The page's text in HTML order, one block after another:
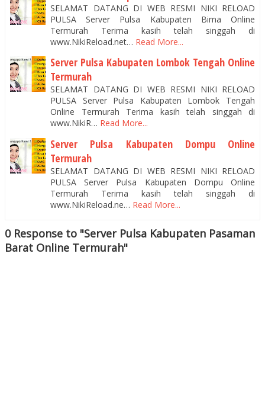
SELAMAT DATANG DI WEB RESMI NIKI RELOAD
PULSA Server Pulsa Kabupaten Bima Online
Termurah Terima kasih telah singgah di
www.NikiReload.net… Read More...
Server Pulsa Kabupaten Lombok Tengah Online
Termurah
SELAMAT DATANG DI WEB RESMI NIKI RELOAD
PULSA Server Pulsa Kabupaten Lombok Tengah
Online Termurah Terima kasih telah singgah di
www.NikiR… Read More...
Server Pulsa Kabupaten Dompu Online
Termurah
SELAMAT DATANG DI WEB RESMI NIKI RELOAD
PULSA Server Pulsa Kabupaten Dompu Online
Termurah Terima kasih telah singgah di
www.NikiReload.ne… Read More...
0 Response to "Server Pulsa Kabupaten Pasaman
Barat Online Termurah"